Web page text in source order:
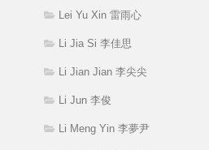
Lei Yu Xin 雷雨心
Li Jia Si 李佳思
Li Jian Jian 李尖尖
Li Jun 李俊
Li Meng Yin 李夢尹